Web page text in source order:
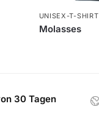
UNISEX-T-SHIRT
Molasses
30 Tagen